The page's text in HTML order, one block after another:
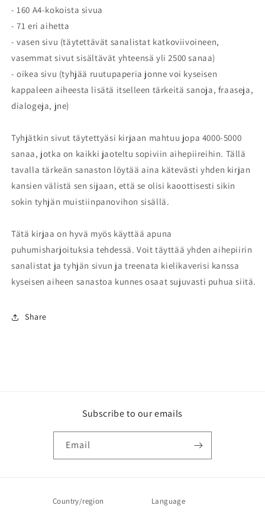
- 160 A4-kokoista sivua
- 71 eri aihetta
- vasen sivu (täytettävät sanalistat katkoviivoineen,
vasemmat sivut sisältävät yhteensä yli 2500 sanaa)
- oikea sivu (tyhjää ruutupaperia jonne voi kyseisen
kappaleen aiheesta lisätä itselleen tärkeitä sanoja, fraaseja,
dialogeja, jne)
Tyhjätkin sivut täytettyäsi kirjaan mahtuu jopa 4000-5000
sanaa, jotka on kaikki jaoteltu sopiviin aihepiireihin. Tällä
tavalla tärkeän sanaston löytää aina kätevästi yhden kirjan
kansien välistä sen sijaan, että se olisi kaoottisesti sikin
sokin tyhjän muistiinpanovihon sisällä.
Tätä kirjaa on hyvä myös käyttää apuna
puhumisharjoituksia tehdessä. Voit täyttää yhden aihepiirin
sanalistat ja tyhjän sivun ja treenata kielikaverisi kanssa
kyseisen aiheen sanastoa kunnes osaat sujuvasti puhua siitä.
Share
Subscribe to our emails
Email
Country/region Language